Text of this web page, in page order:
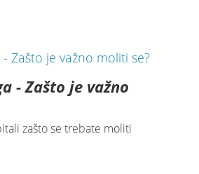
- Zašto je važno
zašto se trebate moliti